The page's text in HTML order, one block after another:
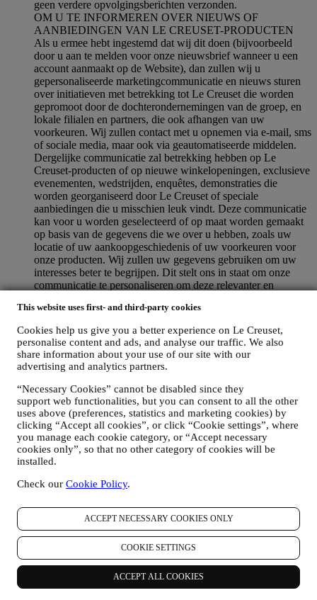
This website uses first- and third-party cookies
Cookies help us give you a better experience on Le Creuset,
personalise content and ads, and analyse our traffic. We also
share information about your use of our site with our
advertising and analytics partners.
“Necessary Cookies” cannot be disabled since they
support web functionalities, but you can consent to all the other
uses above (preferences, statistics and marketing cookies) by
clicking “Accept all cookies”, or click “Cookie settings”, where
you manage each cookie category, or “Accept necessary
cookies only”, so that no other category of cookies will be
installed.
Check our Cookie Policy.
ACCEPT NECESSARY COOKIES ONLY
COOKIE SETTINGS
ACCEPT ALL COOKIES
geen verdere opvolgingsberichten verzonden.
OM U TE INFORMEREN OVER NIEUWS OF
AANBIEDINGEN VAN LE CREUSET-PRODUCTEN
Als u ermee hebt ingestemd dat wij dit doen (bijvoorbeeld
door u aan te melden voor onze nieuwsbrief wanneer u een
account aanmaakt op de Website), dan zullen wij u
gepersonaliseerde marketingcommunicatie en nieuws sturen
over initiatieven met betrekking tot Le Creuset die worden
gepromoot door de dochterondernemingen van de groep, en
lokale filialen en partners, die ook afhangen van uw
voorkeuren. Wij zullen contact met u opnemen via e-mail, sms
of sociale media, maar ook via geautomatiseerde middelen.
Dergelijke communicatie zal betrekking hebben op Le
Creuset-producten of op nieuwe winkelopeningen, exclusieve
evenementen, wedstrijden, enquêtes, demonstraties die
worden georganiseerd door Le Creuset of speciale
aanbiedingen die u misschien leuk vindt. Deze communicatie
kan voor u worden geselecteerd of op maat worden gemaakt
op basis van de gegevens die we over u hebben, zoals uw
locatie of uw aankoopgeschiedenis of uw voorkeuren voor
onze producten. Wij zullen uw gegevens gebruiken om uw
interesses beter te begrijpen. Dit stelt ons in staat om onze
communicatie te personaliseren om deze relevanter en
Wij verzamelen ook statistieken over het openen van e-mail
en klikgedrag met behulp van de in de sector gangbare
technologieën om ons te helpen onze nieuwsbrieven te
volgen. Deze verwerking is gebaseerd op uw toestemming
om gepersonaliseerde marketingcommunicatie van ons te
ontvangen. De keuze om aan te melden kan worden
uitgeoefend op de plaatsen waar persoonsgegevens worden
verzameld door het juiste selectievakje aan te vinken of, als u
een Le Creuset-account heeft, via het Mijn account-gedeelte
van de Website. Afmelden : U kunt het ontvangen van onze
marketingcommunicatie of updates te allen tijde kosteloos
stopzetten via de methoden die bij de communicatie worden
weergegeven (om u bijvoorbeeld af te melden voor de
mail). Als u een Le Creuset account hebt, kunt u eenvoudig
marketingactiviteiten wilt stopzetten, kunt u in ieder geval een
e-mail sturen naarprivacy@lecreuset.com. Wij zullen uw
afmelding zo spoedig mogelijk verwerken, maar in sommige
gevallen kunt u nog enkele berichten ontvangen totdat de
afmelding volledig is verwerkt.
Weet dat wij uw contactgegevens en andere
persoonsgegevens niet doorgeven of verkopen aan andere